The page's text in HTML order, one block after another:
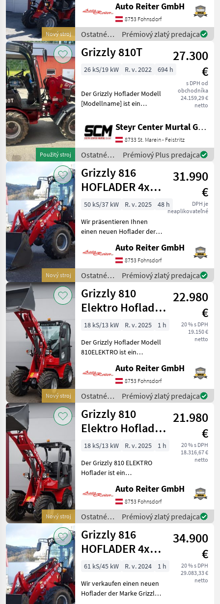
Nový stroj
810+T, anbieten zu können.
Dieser Tele-Lader ist ein
vielseitiger Helfer, ideal für
den
Auto Reiter GmbH
8753 Fohnsdorf
Ostatné
poľnohospodárske
silové
Grizzly
Prémiový zlatý predajca
Použitý stroj
Grizzly 810T
27.300
€
s DPH od
obchodníka
24.159,29 €
netto
26 kS/19 kW R. v. 2022 694 h
Der Grizzly Hoflader Modell
[Modellname] ist ein
zuverlässiges Arbeitsgerät,
das im Jahr 2022 gebaut
wurde. Mit einer
Motorleistung von 50 PS un
Steyr Center Murtal GmbH
8733 St. Marein - Feistritz
Ostatné
poľnohospodárske
silové
stroje /
Grizzly
Prémiový Plus predajca
Nový stroj
Grizzly 816
HOFLADER 4x4!
2 Jahre mobile
Garantie! Neuwe
31.990
€
DPH je
neaplikovateľné
50 kS/37 kW R. v. 2025
48 h
Wir präsentieren Ihnen
einen neuen Hoflader der
der sich perfekt für
Bauarbeiten,
landwirtschaftliche
Tätigkeiten sowie Garten-
und Landsc
Auto Reiter GmbH
8753 Fohnsdorf
Ostatné
poľnohospodárske
silové
stroje /
Grizzly
Prémiový zlatý predajca
Nový stroj
Grizzly 810
Elektro Hoflader
mit Allrad 2
Jahre mobile G
22.980
€
20 % s DPH
19.150 €
netto
18 kS/13 kW R. v. 2025
1 h
Der Grizzly Hoflader Modell
810ELEKTRO ist ein
leistungsstarker
elektrischer Hoflader, der
sich durch seine
hervorragenden
technischen Eigenschaften
und
Auto Reiter GmbH
8753 Fohnsdorf
Ostatné
poľnohospodárske
silové
stroje /
Grizzly
Prémiový zlatý predajca
Nový stroj
Grizzly 810
Elektro Hoflader
mit Allrad offene
Kabine
21.980
€
20 % s DPH
18.316,67 €
netto
18 kS/13 kW R. v. 2025
1 h
Der Grizzly 810 ELEKTRO
Hoflader ist ein
betriebener Hoflader, der
speziell für effiziente und
umweltfreundliche
Arbeitsprozesse entwickelt
Auto Reiter GmbH
8753 Fohnsdorf
Ostatné
poľnohospodárske
silové
stroje /
Grizzly
Prémiový zlatý predajca
Grizzly 816
HOFLADER 4x4!
2 Jahre mobile
Garantie! Stras
34.900
€
20 % s DPH
29.083,33 €
netto
61 kS/45 kW R. v. 2024
1 h
Wir verkaufen einen neuen
Hoflader der Marke Grizzly